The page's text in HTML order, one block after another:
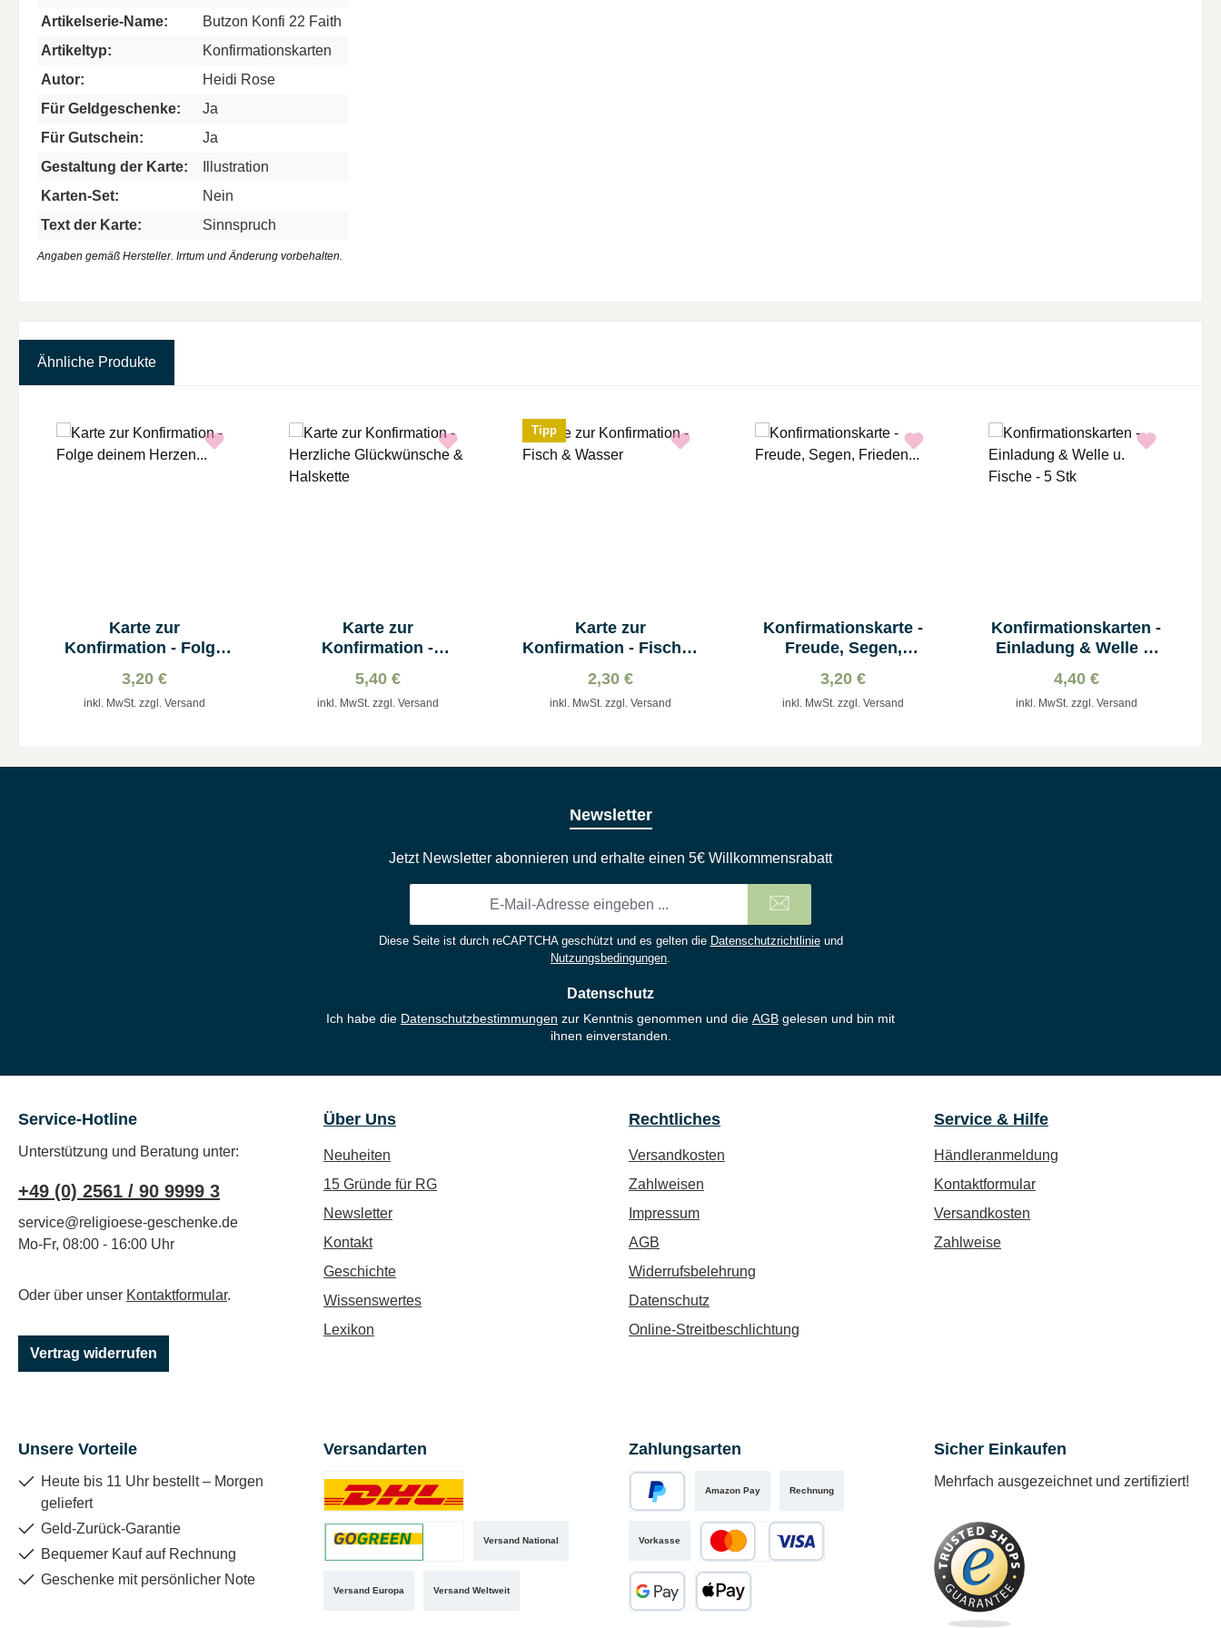
Artikelserie-Name:
Butzon Konfi 22 Faith
Artikeltyp:
Konfirmationskarten
Autor:
Heidi Rose
Für Geldgeschenke:
Ja
Für Gutschein:
Ja
Gestaltung der Karte:
Illustration
Karten-Set:
Nein
Text der Karte:
Sinnspruch
Angaben gemäß Hersteller. Irrtum und Änderung vorbehalten.
Ähnliche Produkte
Karte zur
Konfirmation - Folge
3,20 €
inkl. MwSt. zzgl. Versand
Karte zur
Konfirmation -
Glückwünsche &
Halskette
5,40 €
inkl. MwSt. zzgl. Versand
Tipp
Karte zur
Konfirmation - Fisch &
2,30 €
inkl. MwSt. zzgl. Versand
Konfirmationskarte -
Freude, Segen,
3,20 €
inkl. MwSt. zzgl. Versand
Konfirmationskarten -
Einladung & Welle u.
4,40 €
inkl. MwSt. zzgl. Versand
Newsletter
Jetzt Newsletter abonnieren und erhalte einen 5€ Willkommensrabatt
*
Diese Seite ist durch reCAPTCHA geschützt und es gelten die Datenschutzrichtlinieund
Nutzungsbedingungen
Datenschutz
Ich habe die Datenschutzbestimmungen zur Kenntnis genommen und die AGB gelesen und bin mit
ihnen einverstanden.
Service-Hotline
Unterstützung und Beratung unter:
+49 (0) 2561 / 90 9999 3
service@religioese-geschenke.de
Mo-Fr, 08:00 - 16:00 Uhr
Oder über unser Kontaktformular.
Vertrag widerrufen
Über Uns
Neuheiten
15 Gründe für RG
Newsletter
Kontakt
Geschichte
Wissenswertes
Lexikon
Rechtliches
Versandkosten
Zahlweisen
Impressum
AGB
Widerrufsbelehrung
Datenschutz
Online-Streitbeschlichtung
Service & Hilfe
Händleranmeldung
Kontaktformular
Versandkosten
Zahlweise
Unsere Vorteile
Heute bis 11 Uhr bestellt – Morgen
geliefert
Geld-Zurück-Garantie
Bequemer Kauf auf Rechnung
Geschenke mit persönlicher Note
Versandarten
Versand National
Versand Europa Versand Weltweit
Benutzerdefiniertes Bild 1
Zahlungsarten
Amazon Pay Rechnung
Vorkasse
Kredit- oder Debitkarte
Sicher Einkaufen
Mehrfach ausgezeichnet und zertifiziert!